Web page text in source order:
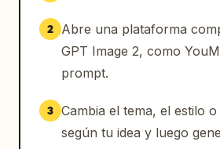
2
Abre una plataforma
GPT Image 2, como
prompt.
3 Cambia el tema, el estilo
según tu idea y luego